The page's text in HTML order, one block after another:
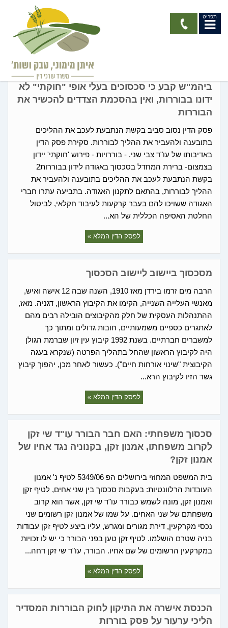
תפריט
ביהמ"ש קבע כי סכסוכים בעלי אופי "חוקתי" לא
ידונו בבוררות, ואין בהסכמת הצדדים להכשיר את
הבוררות
פסק הדין נסוב סביב בקשת הנתבעת לעכב את ההליכים
בתובענה ולהעביר את ההליך לבוררות. סקירת פסק הדין
באדיבותו של עו"ד צבי שני. - בוררויות - פירוש 'חוקתי' יידון
בצמצום- ברירת המחדל בסכסוך באגודה לידון בבוררות2
בקשת הנתבעת לעכב את ההליכים בתובענה ולהעביר את
ההליך לבוררות, בהתאם לתקנון האגודה. בתביעה עתרו חברי
האגודה ששויכו להם בעבר קרקעות לעיבוד חקלאי, לביטול
החלטת האסיפה הכללית של הא...
לפסק הדין המלא »
מסכסוך ביישוב ליישוב הסכסוך
הרבה מים זרמו בירדן מאז 1910, השנה שבה 12 אישה ואיש,
מאנשי העלייה השנייה, הקימו את הקיבוץ הראשון, דגניה. מאז,
ההתנהלות העסקית של חלק מהקיבוצים הובילה רבים מהם
לאתגרים כספיים משמעותיים, חובות גדולים ומתוך כך
למשברים חברתיים. בשנת 1992 קיבוץ עין זיון שברמת הגולן
היה לקיבוץ הראשון שהחל בתהליך הפרטה (שנקרא בעגה
הקיבוצית "שינוי אורחות חיים"). כעשור לאחר מכן, יהפוך קיבוץ
גשר הזיו לקיבוץ הרא...
לפסק הדין המלא »
סכסוך משפחתי: האם חבר הבורר עו"ד שי זקן
לקרוב משפחתו, אמנון זקן, בקנוניה נגד אחיו של
אמנון זקן?
בית המשפט המחוזי בירושלים הפ 5349/06 לטיף נ' אמנון
העובדות הרלוונטיות: בעקבות סכסוך בין שני אחים, לטיף זקן
ואמנון זקן, מונה לשמש כבורר עו"ד שי זקן, אשר הוא קרוב
משפחתם של שני האחים. על שמו של אמנון זקן רשומים שני
נכסי מקרקעין, דירת מגורים ומגרש, עליו ביצע לטיף זקן עבודות
בניה שטרם הושלמו. לטיף זקן טען בפני הבורר כי יש לו זכויות
במקרקעין הרשומים של שם אחיו. הבורר, עו"ד שי זקן דחה...
לפסק הדין המלא »
הכנסת אישרה את התיקון לחוק הבוררות המסדיר
הליכי ערעור על פסק בוררות